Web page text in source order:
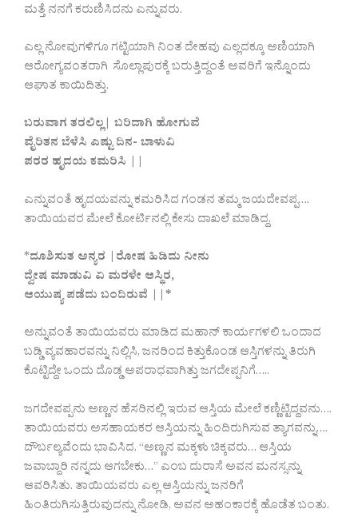
ಮತ್ತೆ ನನಗೆ ಕರುಣಿಸಿದನು ಎನ್ನುವರು.
ಎಲ್ಲ ನೋವುಗಳಿಗೂ ಗಟ್ಟಿಯಾಗಿ ನಿಂತ ದೇಹವು ಎಲ್ಲದಕ್ಕೂ ಅಣಿಯಾಗಿ
ಆರೋಗ್ಯವಂತರಾಗಿ ಸೊಲ್ಲಾಪುರಕ್ಕೆ ಬರುತ್ತಿದ್ದಂತೆ ಅವರಿಗೆ ಇನ್ನೊಂದು
ಆಘಾತ ಕಾಯಿದಿತ್ತು.
ಬರುವಾಗ ತರಲಿಲ್ಲ| ಬರಿದಾಗಿ ಹೋಗುವೆ
ವೈರಿತನ ಬೆಳೆಸಿ ಎಷ್ಟು ದಿನ- ಬಾಳುವಿ
ಪರರ ಹೃದಯ ಕಮರಿಸಿ ||
ಎನ್ನುವಂತೆ ಹೃದಯವನ್ನು ಕಮರಿಸಿದ ಗಂಡನ ತಮ್ಮ ಜಯದೇವಪ್ಪ….
ತಾಯಿಯವರ ಮೇಲೆ ಕೋರ್ಟಿನಲ್ಲಿ ಕೇಸು ದಾಖಲೆ ಮಾಡಿದ್ದ.
*ದೂಶಿಸುತ ಅನ್ಯರ |ರೋಷ ಹಿಡಿದು ನೀನು
ದ್ವೇಷ ಮಾಡುವಿ ಏ ಮರಳೇ ಆಸ್ಥಿರ,
ಆಯುಷ್ಯ ಪಡೆದು ಬಂದಿರುವೆ ||*
ಅನ್ನುವಂತೆ ತಾಯಿಯವರು ಮಾಡಿದ ಮಹಾನ್ ಕಾರ್ಯಗಳಲಿ ಒಂದಾದ
ಬಡ್ಡಿ ವ್ಯವಹಾರವನ್ನು ನಿಲ್ಲಿಸಿ, ಜನರಿಂದ ಕಿತ್ತುಕೊಂಡ ಆಸ್ತಿಗಳನ್ನು ತಿರುಗಿ
ಕೊಟ್ಟಿದ್ದೇ ಒಂದು ದೊಡ್ಡ ಅಪರಾಧವಾಗಿತ್ತು ಜಗದೇಪ್ಪನಿಗೆ…..
ಜಗದೇವಪ್ಪನು ಅಣ್ಣನ ಹೆಸರಿನಲ್ಲಿ ಇರುವ ಆಸ್ತಿಯ ಮೇಲೆ ಕಣ್ಣಿಟ್ಟಿದ್ದವನು….
ತಾಯಿಯವರು ಅಸಹಾಯಕರ ಆಸ್ತಿಯನ್ನು ಹಿಂದಿರುಗಿಸುವ ತ್ಯಾಗವನ್ನು….
ದೌರ್ಬಲ್ಯವೆಂದು ಭಾವಿಸಿದ. “ಅಣ್ಣನ ಮಕ್ಕಳು ಚಿಕ್ಕವರು… ಆಸ್ತಿಯ
ಜವಾಬ್ದಾರಿ ನನ್ನದು ಆಗಬೇಕು…” ಎಂಬ ದುರಾಸೆ ಅವನ ಮನಸ್ಸನ್ನು
ಆವರಿಸಿತು. ತಾಯಿಯವರು ಎಲ್ಲ ಆಸ್ತಿಯನ್ನು ಜನರಿಗೆ
ಹಿಂತಿರುಗಿಸುತ್ತಿರುವುದನ್ನು ನೋಡಿ, ಅವನ ಅಹಂಕಾರಕ್ಕೆ ಹೊಡೆತ ಬಂತು.